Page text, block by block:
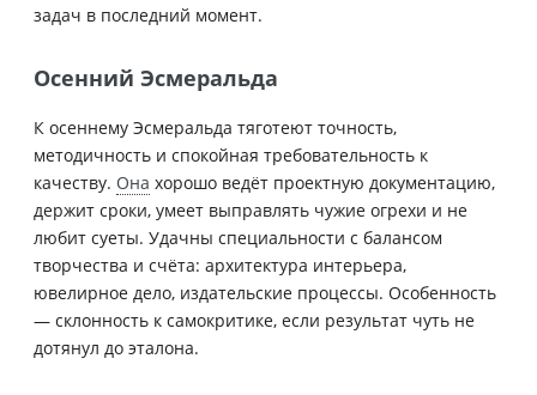
задач в последний момент.
Осенний Эсмеральда
К осеннему Эсмеральда тяготеют точность,
методичность и спокойная требовательность к
качеству. Она хорошо ведёт проектную документацию,
держит сроки, умеет выправлять чужие огрехи и не
любит суеты. Удачны специальности с балансом
творчества и счёта: архитектура интерьера,
ювелирное дело, издательские процессы. Особенность
— склонность к самокритике, если результат чуть не
дотянул до эталона.